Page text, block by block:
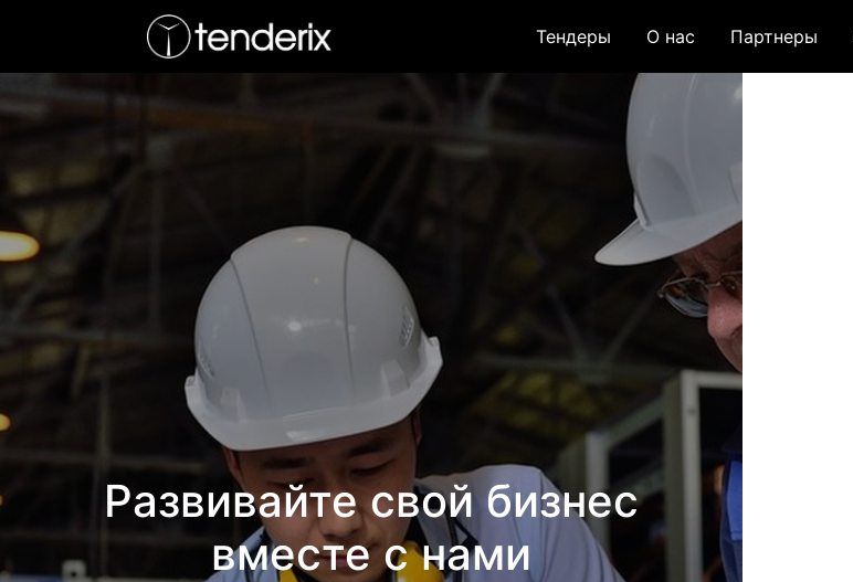
Тендеры О нас Партнеры
Развивайте свой бизнес
вместе с нами